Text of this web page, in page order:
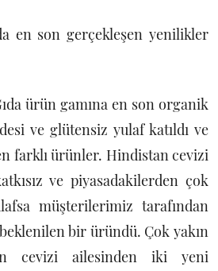
en son gerçekleşen yenilikler
ürün gamına en son organik
ve glütensiz yulaf katıldı ve
farklı ürünler. Hindistan cevizi
ve piyasadakilerden çok
müşterilerimiz tarafından
bir üründü. Çok yakın
cevizi ailesinden iki yeni